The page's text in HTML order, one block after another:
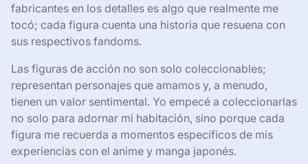
fabricantes en los detalles es algo que realmente me
tocó; cada figura cuenta una historia que resuena con
sus respectivos fandoms.
Las figuras de acción no son solo coleccionables;
representan personajes que amamos y, a menudo,
tienen un valor sentimental. Yo empecé a coleccionarlas
no solo para adornar mi habitación, sino porque cada
figura me recuerda a momentos específicos de mis
experiencias con el anime y manga japonés.